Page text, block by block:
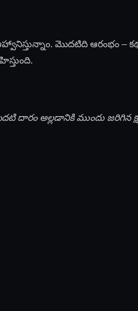
మొదటిది ఆరంభం –
అల్లడానికి ముందు జరిగిన